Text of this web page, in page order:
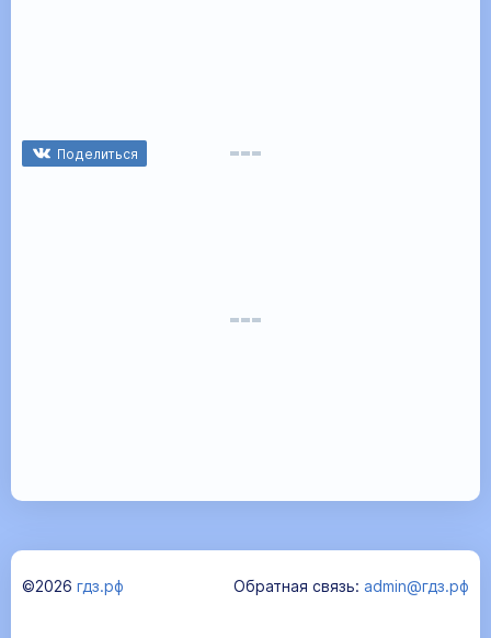
Поделиться
©2026 гдз.рф Обратная связь: admin@гдз.рф